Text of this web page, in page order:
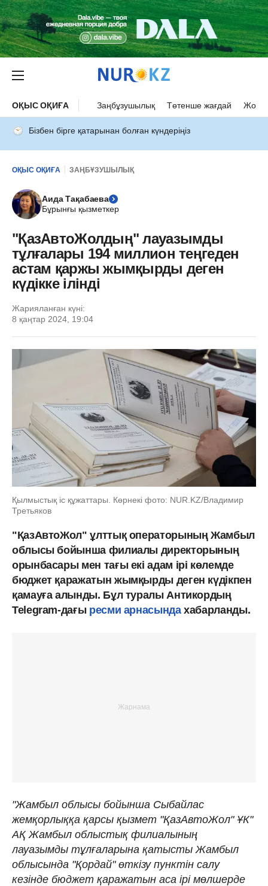
ОҚЫС ОҚИҒА Заңбұзушылық Төтенше жағдай Жол
Бізбен бірге қатарынан болған күндеріңіз
ОҚЫС ОҚИҒА ЗАҢБҰЗУШЫЛЫҚ
Аида Тақабаева
Бұрынғы қызметкер
"ҚазАвтоЖолдың" лауазымды
тұлғалары 194 миллион теңгеден
астам қаржы жымқырды деген
күдікке ілінді
Жарияланған күні:
8 қаңтар 2024, 19:04
Қылмыстық іс құжаттары. Көрнекі фото: NUR.KZ/Владимир
Третьяков
"ҚазАвтоЖол" ұлттық операторының Жамбыл
облысы бойынша филиалы директорының
орынбасары мен тағы екі адам ірі көлемде
бюджет қаражатын жымқырды деген күдікпен
қамауға алынды. Бұл туралы Антикордың
Telegram-дағы ресми арнасындахабарланды.
"Жамбыл облысы бойынша Сыбайлас
жемқорлыққа қарсы қызмет "ҚазАвтоЖол" ҰК"
АҚ Жамбыл облыстық филиалының
лауазымды тұлғаларына қатысты Жамбыл
облысында "Қордай" өткізу пунктін салу
кезінде бюджет қаражатын аса ірі мөлшерде